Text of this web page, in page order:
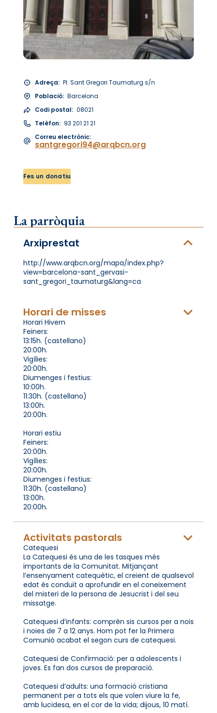
Adreça: Pl. Sant Gregori Taumaturg s/n
Població: Barcelona
Codi postal: 08021
Telèfon: 93 201 21 21
Correu electrònic:
santgregori94@arqbcn.org
Fes un donatiu
La parròquia
Arxiprestat
http://www.arqbcn.org/mapa/index.php?
view=barcelona-sant_gervasi-
sant_gregori_taumaturg&lang=ca
Horari de misses
Horari Hivern
Feiners:
13:15h. (castellano)
20:00h.
Vigílies:
20:00h.
Diumenges i festius:
10:00h.
11:30h. (castellano)
13:00h.
20:00h.
Horari estiu
Feiners:
20:00h.
Vigílies:
20:00h.
Diumenges i festius:
11:30h. (castellano)
13:00h.
20:00h.
Activitats pastorals
Catequesi
La Catequesi és una de les tasques més
importants de la Comunitat. Mitjançant
l’ensenyament catequètic, el creient de qualsevol
edat és conduït a aprofundir en el coneixement
del misteri de la persona de Jesucrist i del seu
missatge.
Catequesi d’infants: comprèn sis cursos per a nois
i noies de 7 a 12 anys. Hom pot fer la Primera
Comunió acabat el segon curs de catequesi.
Catequesi de Confirmació: per a adolescents i
joves. Es fan dos cursos de preparació.
Catequesi d’adults: una formació cristiana
permanent per a tots els que volen viure la fe,
amb lucidesa, en el cor de la vida; dijous, 10 matí.